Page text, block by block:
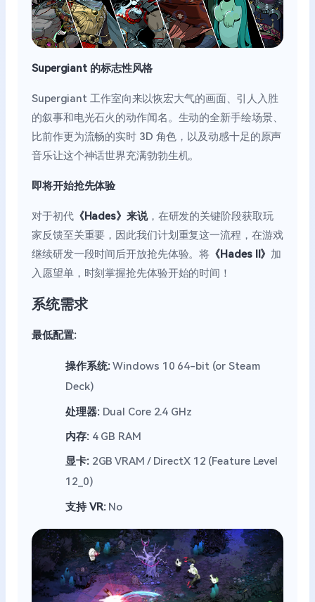
Supergiant 的标志性风格
Supergiant 工作室向来以恢宏大气的画面、引人入胜
的叙事和电光石火的动作闻名。生动的全新手绘场景、
比前作更为流畅的实时 3D 角色，以及动感十足的原声
音乐让这个神话世界充满勃勃生机。
即将开始抢先体验
对于初代《Hades》来说，在研发的关键阶段获取玩
家反馈至关重要，因此我们计划重复这一流程，在游戏
继续研发一段时间后开放抢先体验。将 《Hades II》 加
入愿望单，时刻掌握抢先体验开始的时间！
系统需求
最低配置:
操作系统:Windows 10 64-bit (or Steam
Deck)
处理器:Dual Core 2.4 GHz
内存:4 GB RAM
显卡:2GB VRAM / DirectX 12 (Feature Level
12_0)
支持 VR:No